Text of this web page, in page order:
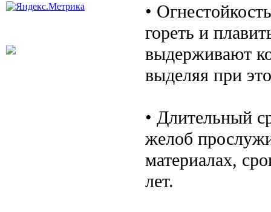
•
гореть и
выдерживают
выделяя при
• Длительный
желоб
материалах,
лет.